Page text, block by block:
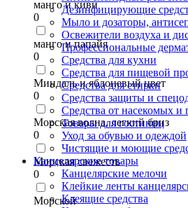
манго и киви
0
манго и папайя
0
Миндаль и яблоневый цвет
0
Морская волна, легкий бриз
0
Морская свежесть
0
Морской
Дезинфицирующие
Мыло и дозаторы,
Освежители воздуха и
Профессиональные
Средства для кухни
Средства для пищевой
Средства для стирки
Средства защиты и
Средства от насекомых и
Товары для гостиниц
Уход за обувью и одеждой
Чистящие и моющие
Канцелярские товары
Канцелярские мелочи
Клейкие ленты
Клеящие средства